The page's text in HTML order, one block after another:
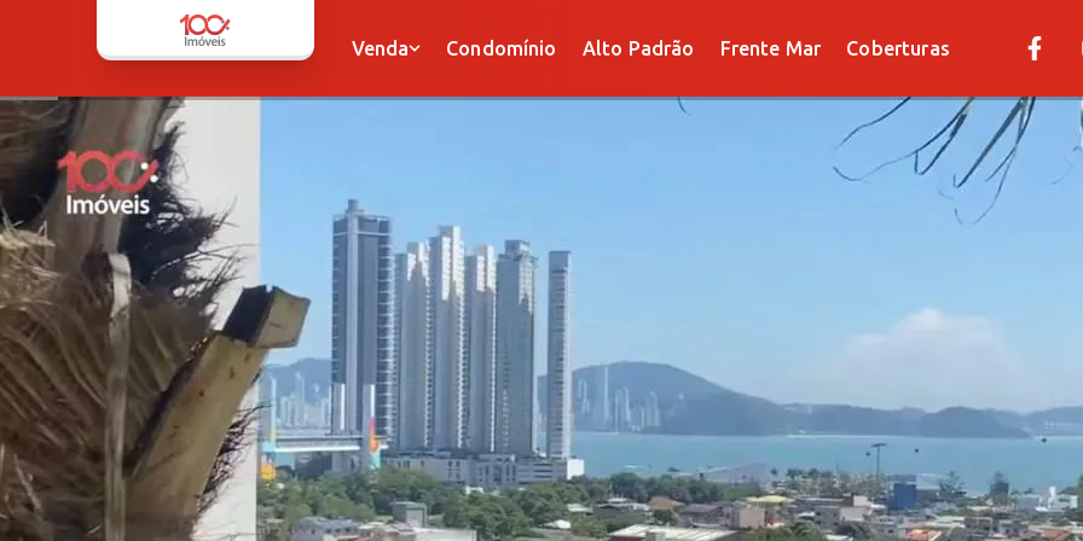
Venda
Terrenos
Sala
Dupléx
Condomínio Alto Padrão Frente Mar Coberturas
Venda
Apartamentos
Sobrados
Terrenos
Sala
Dupléx
Condomínio Alto Padrão Frente Mar Coberturas